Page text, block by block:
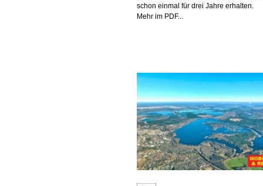
schon einmal für drei Jahre erhalten.
Mehr im PDF...